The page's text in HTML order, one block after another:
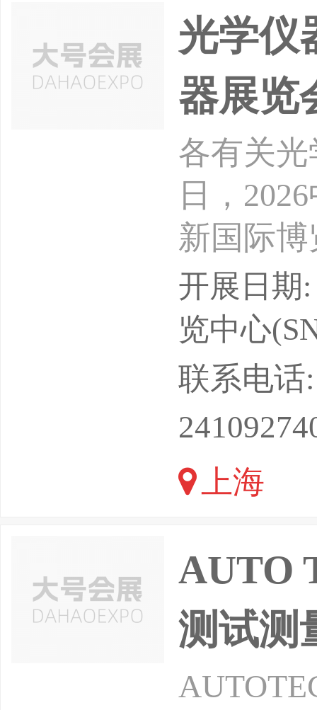
光学仪
器展览
各有关光
日，
新国际
之一，
展，期
业中的
照相机
备。该
持续增
开展日期
览中心
联系电话
上海
​AUTO
测试测